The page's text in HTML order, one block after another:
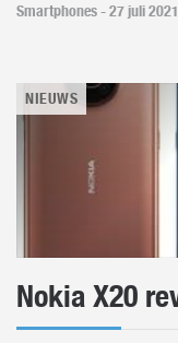
Smartphones - 27 juli 2021
NIEUWS
Nokia X20